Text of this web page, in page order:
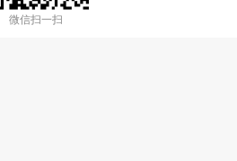
微信扫一扫